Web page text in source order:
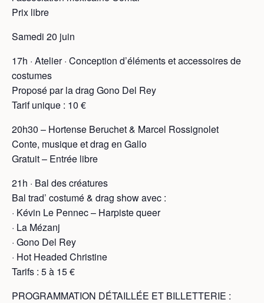
Prix libre
Samedi 20 juin
17h · Atelier · Conception d’éléments et accessoires de
costumes
Proposé par la drag Gono Del Rey
Tarif unique : 10 €
20h30 – Hortense Beruchet & Marcel Rossignolet
Conte, musique et drag en Gallo
Gratuit – Entrée libre
21h · Bal des créatures
Bal trad’ costumé & drag show avec :
· Kévin Le Pennec – Harpiste queer
· La Mézanj
· Gono Del Rey
· Hot Headed Christine
Tarifs : 5 à 15 €
PROGRAMMATION DÉTAILLÉE ET BILLETTERIE :